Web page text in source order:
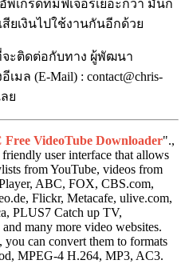
เกรดที่มีฟีเจอร์เยอะกว่า มันก็
สียเงินไปใช้งานกันอีกด้วย
ะติดต่อกับทาง ผู้พัฒนา
ล (E-Mail) : contact@chris-
ย
Free VideoTube Downloader".,
user interface that allows
from YouTube, videos from
ABC, FOX, CBS.com,
Flickr, Metacafe, ulive.com,
PLUS7 Catch up TV,
many more video websites.
can convert them to formats
MPEG-4 H.264, MP3, AC3.